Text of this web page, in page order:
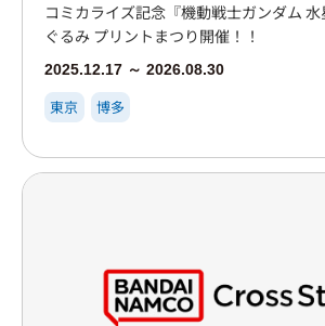
コミカライズ記念『機動戦士ガンダム
ぐるみ プリントまつり開催！！
2025.12.17 ～ 2026.08.30
東京 博多